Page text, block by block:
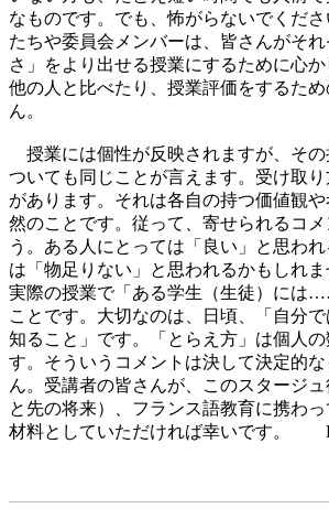
なものです。でも、怖がらないでくだ
たちや委員会メンバーは、皆さんがそ
さ」をより出せる授業にするために心か
他の人と比べたり、授業評価をするた
ん。
授業には個性が反映されますが、その
ついても同じことが言えます。受け取
があります。それは各自の持つ価値観
然のことです。従って、寄せられるコメ
う。ある人にとっては「良い」と思わ
は「物足りない」と思われるかもしれ
実際の授業で「ある学生（生徒）には
ことです。大切なのは、日頃、「自分
知ること」です。「とらえ方」は個人
す。そういうコメントは決して決定的
ん。受講者の皆さんが、このスタージ
と先の将来）、フランス語教育に携わ
材料としていただければ幸いです。